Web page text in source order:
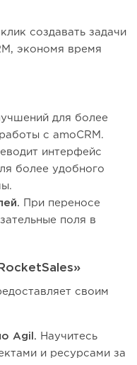
создавать задачи
экономя время
для более
с amoCRM.
интерфейс
более удобного
При переносе
поля в
своим
Agil.
Научитесь
и ресурсами за